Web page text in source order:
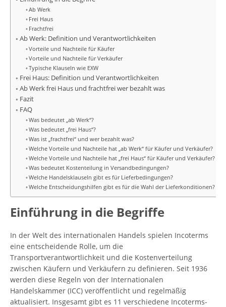
Ab Werk
Frei Haus
Frachtfrei
Ab Werk: Definition und Verantwortlichkeiten
Vorteile und Nachteile für Käufer
Vorteile und Nachteile für Verkäufer
Typische Klauseln wie EXW
Frei Haus: Definition und Verantwortlichkeiten
Ab Werk frei Haus und frachtfrei wer bezahlt was
Fazit
FAQ
Was bedeutet „ab Werk“?
Was bedeutet „frei Haus“?
Was ist „frachtfrei“ und wer bezahlt was?
Welche Vorteile und Nachteile hat „ab Werk“ für Käufer und Verkäufer?
Welche Vorteile und Nachteile hat „frei Haus“ für Käufer und Verkäufer?
Was bedeutet Kostenteilung in Versandbedingungen?
Welche Handelsklauseln gibt es für Lieferbedingungen?
Welche Entscheidungshilfen gibt es für die Wahl der Lieferkonditionen?
Einführung in die Begriffe
In der Welt des internationalen Handels spielen Incoterms
eine entscheidende Rolle, um die
Transportverantwortlichkeit und die Kostenverteilung
zwischen Käufern und Verkäufern zu definieren. Seit 1936
werden diese Regeln von der Internationalen
Handelskammer (ICC) veröffentlicht und regelmäßig
aktualisiert. Insgesamt gibt es 11 verschiedene Incoterms-